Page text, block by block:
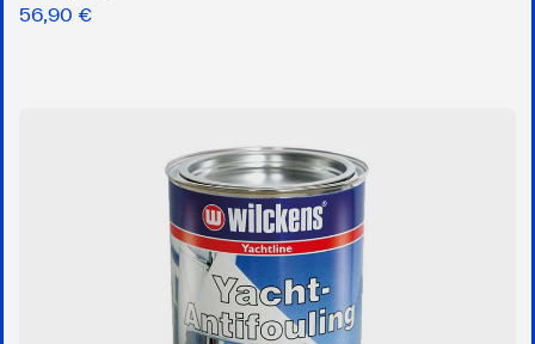
56,90 €